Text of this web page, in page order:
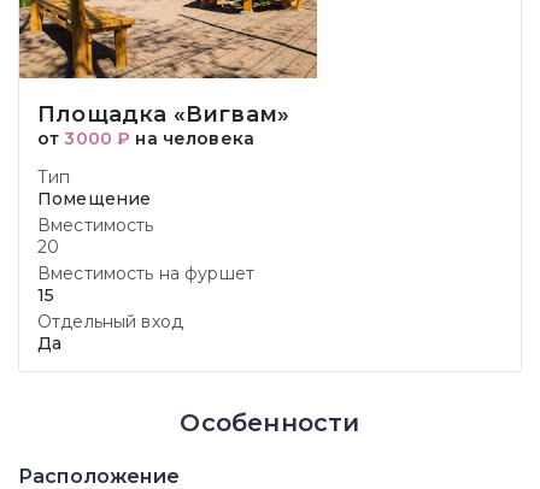
Площадка «Вигвам»‎
от3000 ₽ на человека
Тип
Помещение
Вместимость
20
Вместимость на фуршет
15
Отдельный вход
Да
Особенности
Расположение